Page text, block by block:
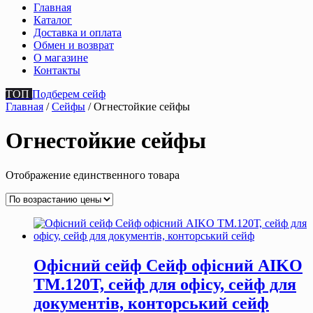
Главная
Каталог
Доставка и оплата
Обмен и возврат
О магазине
Контакты
ТОП Подберем сейф
Главная /Сейфы / Огнестойкие сейфы
Огнестойкие сейфы
Отображение единственного товара
Офісний сейф Сейф офiсний AIKO
TM.120Т, сейф для офiсу, сейф для
документiв, конторський сейф